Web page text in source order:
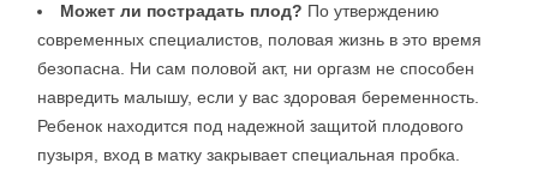
Может ли пострадать плод? По утверждению
современных специалистов, половая жизнь в это время
безопасна. Ни сам половой акт, ни оргазм не способен
навредить малышу, если у вас здоровая беременность.
Ребенок находится под надежной защитой плодового
пузыря, вход в матку закрывает специальная пробка.